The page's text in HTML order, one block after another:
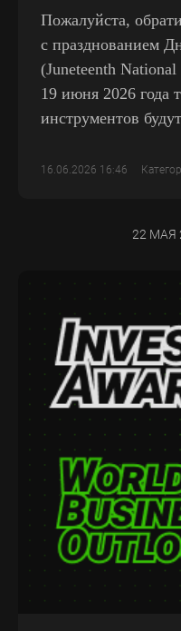
Пожалуйста,
с празднованием
(Juneteenth
19 июня 2026 года
инструментов
16.06.2026 16:46
22 МАЯ